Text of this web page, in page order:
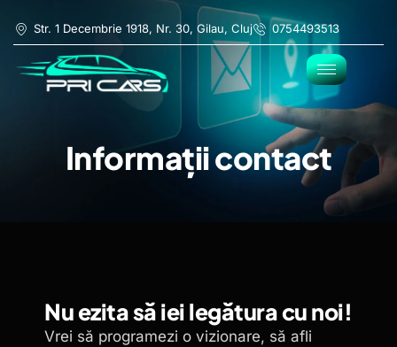
Str. 1 Decembrie 1918, Nr. 30, Gilau, Cluj 0754493513
Informații contact
Nu ezita să iei legătura cu noi!
Vrei să programezi o vizionare, să afli